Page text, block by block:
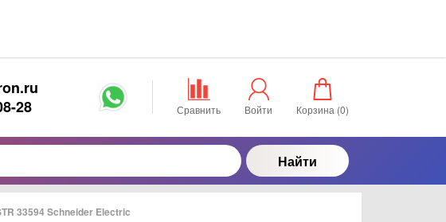
28
Сравнить Войти Корзина (0)
Найти
33594 Schneider Electric